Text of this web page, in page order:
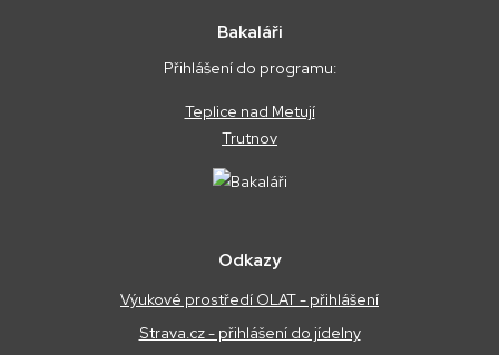
Bakaláři
Přihlášení do programu:
Teplice nad Metují
Trutnov
Odkazy
Výukové prostředí OLAT - přihlášení
Strava.cz - přihlášení do jídelny